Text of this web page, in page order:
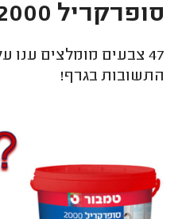
סופרקריל 2000 או מט פלוס?
47 צבעים מומלצים ענו
התשובות בגרף!